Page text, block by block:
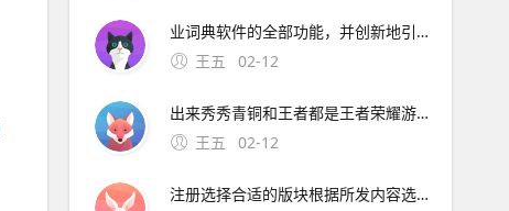
业词典软件的全部功能，并创新地引入了跨语言内核设计及开放式的词典。灵格斯词霸是一个免费开放的词典，现在仍然可以正常使用，详见 本人也是普通用户，最近其功能一直正常，没有受到影响 不。官网链接 GoldenDict 推荐理
王五
02-12
出来秀秀青铜和王者都是王者荣耀游戏中的玩家段位，青铜是最差的，王者是最强段位，游戏玩家的交流中经常会有是青铜还是王者，都出来秀秀，意思就是不管你是什么段位，都秀了才知道。13、无论是男生
王五
02-12
注册选择合适的版块根据所发内容选择合适的版块，例如生活类图片可以选择“生活分享”版块点击发帖在所选版块的页面，找到并点击发帖的入口插入图片进入发帖编辑页面后，在编辑框的工。